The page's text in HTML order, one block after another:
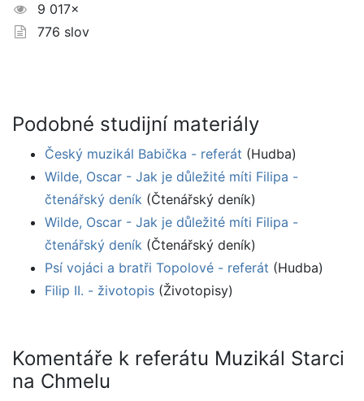
9 017×
776 slov
Podobné studijní materiály
Český muzikál Babička - referát (Hudba)
Wilde, Oscar - Jak je důležité míti Filipa -
čtenářský deník (Čtenářský deník)
Wilde, Oscar - Jak je důležité míti Filipa -
čtenářský deník (Čtenářský deník)
Psí vojáci a bratři Topolové - referát (Hudba)
Filip II. - životopis (Životopisy)
Komentáře k referátu Muzikál Starci
na Chmelu